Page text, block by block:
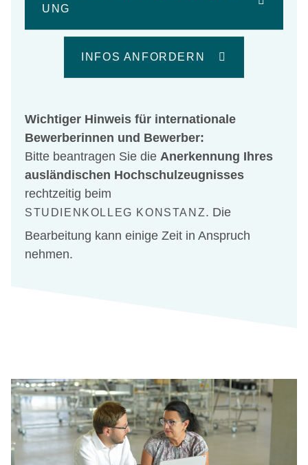
UNG
INFOS ANFORDERN
Wichtiger Hinweis für internationale
Bewerberinnen und Bewerber:
Bitte beantragen Sie die Anerkennung Ihres
ausländischen Hochschulzeugnisses
rechtzeitig beim
STUDIENKOLLEG KONSTANZ. Die
Bearbeitung kann einige Zeit in Anspruch
nehmen.